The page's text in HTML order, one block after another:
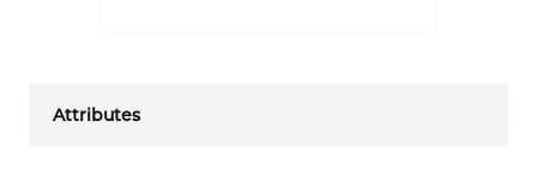
Attributes